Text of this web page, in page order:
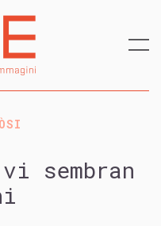
sembran